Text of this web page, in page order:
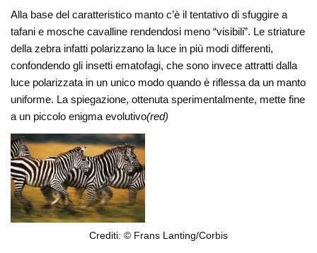
Alla base del caratteristico manto c’è il tentativo di sfuggire a
tafani e mosche cavalline rendendosi meno “visibili”. Le striature
della zebra infatti polarizzano la luce in più modi differenti,
confondendo gli insetti ematofagi, che sono invece attratti dalla
luce polarizzata in un unico modo quando è riflessa da un manto
uniforme. La spiegazione, ottenuta sperimentalmente, mette fine
a un piccolo enigma evolutivo(red)
Crediti: © Frans Lanting/Corbis